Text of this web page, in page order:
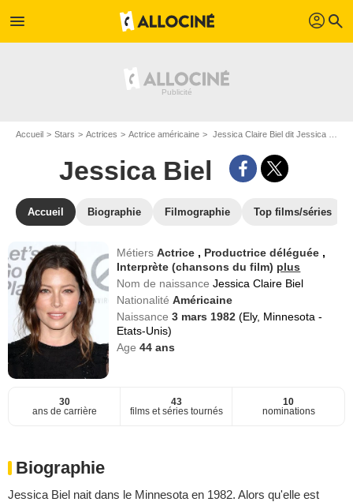
menu profil search
Accueil Stars Actrices Actrice américaine Jessica Claire Biel dit Jessica Biel
Jessica Biel
Accueil Biographie Filmographie Top films/séries
MétiersActrice , Productrice déléguée ,
Interprète (chansons du film) plus
Nom de naissanceJessica Claire Biel
NationalitéAméricaine
Naissance3 mars 1982(Ely, Minnesota -
Etats-Unis)
Age44 ans
30
ans de carrière
43
films et séries tournés
10
nominations
Biographie
Jessica Biel nait dans le Minnesota en 1982. Alors qu'elle est